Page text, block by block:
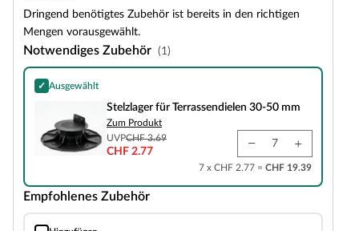
Dringend benötigtes Zubehör ist bereits in den richtigen
Mengen vorausgewählt.
Notwendiges Zubehör (1)
✓ Ausgewählt
Stelzlager für Terrassendielen 30-50 mm
Stelzlager für Terrassendielen 30-50 mm
Zum Produkt
UVPCHF 3.69
CHF 2.77
7 x CHF 2.77 = CHF 19.39
Empfohlenes Zubehör